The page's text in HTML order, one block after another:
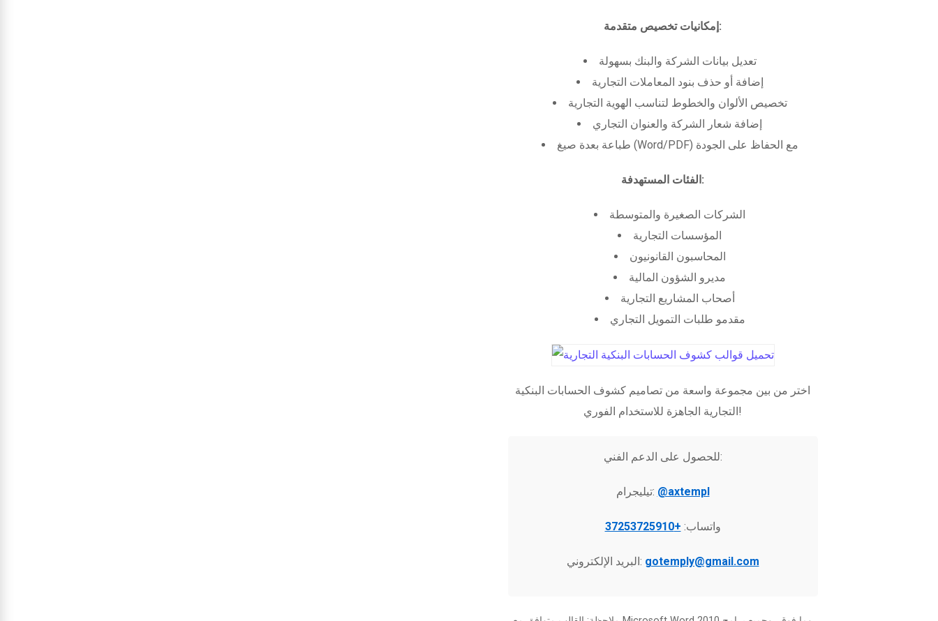
إمكانيات تخصيص متقدمة:
تعديل بيانات الشركة والبنك بسهولة
إضافة أو حذف بنود المعاملات التجارية
تخصيص الألوان والخطوط لتناسب الهوية التجارية
إضافة شعار الشركة والعنوان التجاري
طباعة بعدة صيغ (Word/PDF) مع الحفاظ على الجودة
الفئات المستهدفة:
الشركات الصغيرة والمتوسطة
المؤسسات التجارية
المحاسبون القانونيون
مديرو الشؤون المالية
أصحاب المشاريع التجارية
مقدمو طلبات التمويل التجاري
اختر من بين مجموعة واسعة من تصاميم كشوف الحسابات البنكية
التجارية الجاهزة للاستخدام الفوري!
للحصول على الدعم الفني:
تيليجرام: @axtempl
واتساب: +37253725910
البريد الإلكتروني: gotemply@gmail.com